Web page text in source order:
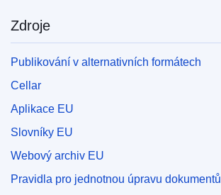
Zdroje
Publikování v alternativních formátech
Cellar
Aplikace EU
Slovníky EU
Webový archiv EU
Pravidla pro jednotnou úpravu dokumentů